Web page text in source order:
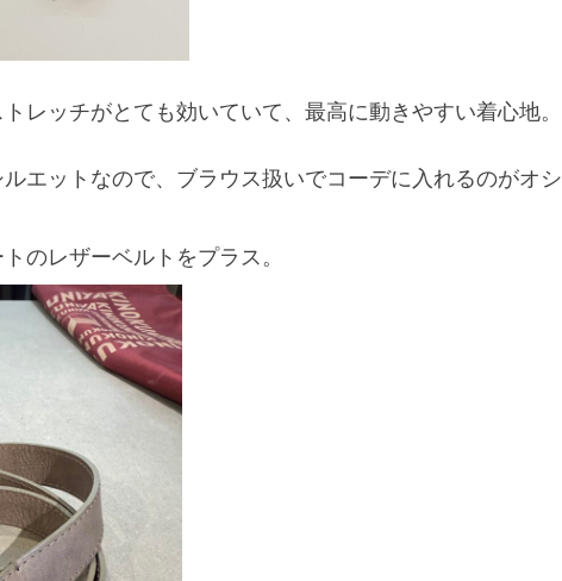
レッチがとても効いていて、最高に動きやすい着心地。
エットなので、ブラウス扱いでコーデに入れるのがオシ
のレザーベルトをプラス。